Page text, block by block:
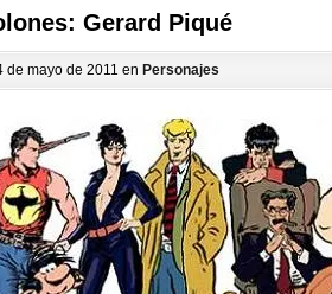
Gerard Piqué
de mayo de 2011 en Personajes